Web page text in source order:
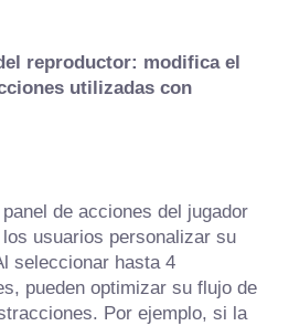
reproductor: modifica el
utilizadas con
de acciones del jugador
usuarios personalizar su
seleccionar hasta 4
pueden optimizar su flujo de
Por ejemplo, si la